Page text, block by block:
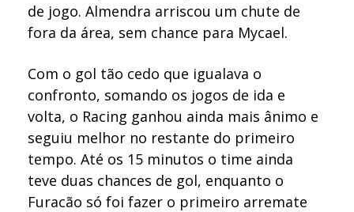
de jogo. Almendra arriscou um chute de
fora da área, sem chance para Mycael.
Com o gol tão cedo que igualava o
confronto, somando os jogos de ida e
volta, o Racing ganhou ainda mais ânimo e
seguiu melhor no restante do primeiro
tempo. Até os 15 minutos o time ainda
teve duas chances de gol, enquanto o
Furacão só foi fazer o primeiro arremate